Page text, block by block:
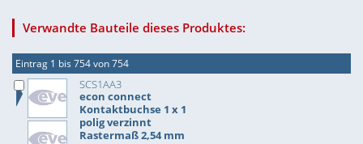
Verwandte Bauteile dieses Produktes:
Eintrag 1 bis 754 von 754
SCS1AA3
econ connect
Kontaktbuchse 1 x 1
polig verzinnt
Rastermaß 2,54 mm